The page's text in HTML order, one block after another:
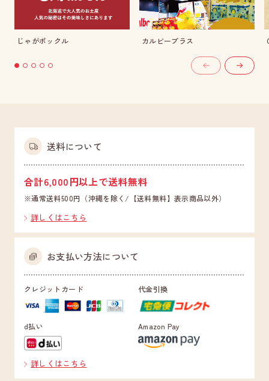
じゃがポックル カルビープラス
送料について
合計6,000円以上で送料無料
※通常送料500円（沖縄を除く/【送料無料】表示商品以外）
詳しくはこちら
お支払い方法について
クレジットカード 代金引換
d払い Amazon Pay
詳しくはこちら